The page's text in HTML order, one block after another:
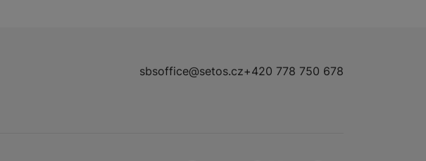
sbsoffice@setos.cz+420 778 750 678